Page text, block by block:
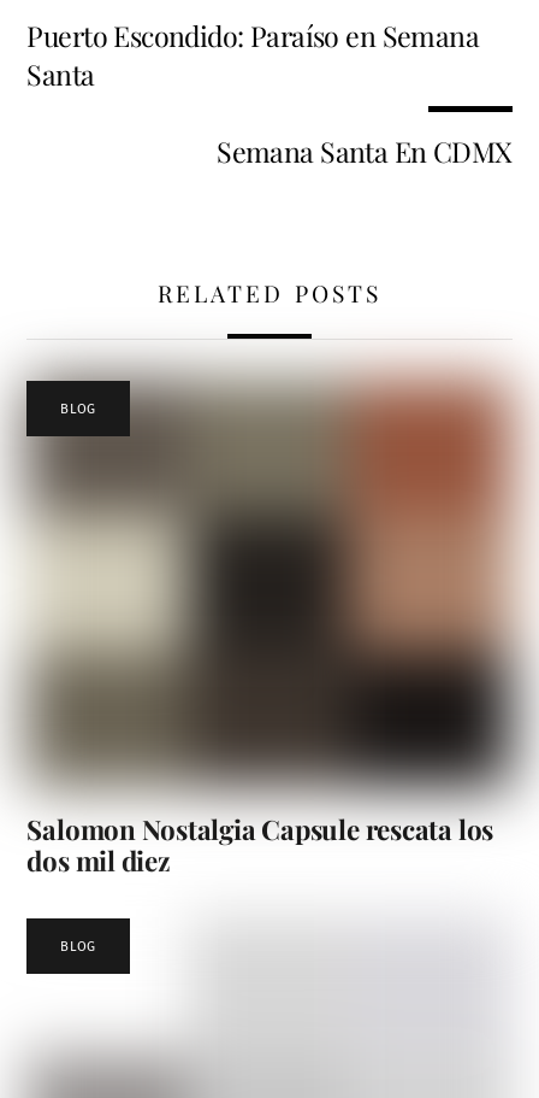
Puerto Escondido: Paraíso en Semana
Santa
Semana Santa En CDMX
RELATED POSTS
BLOG
Salomon Nostalgia Capsule rescata los
dos mil diez
BLOG